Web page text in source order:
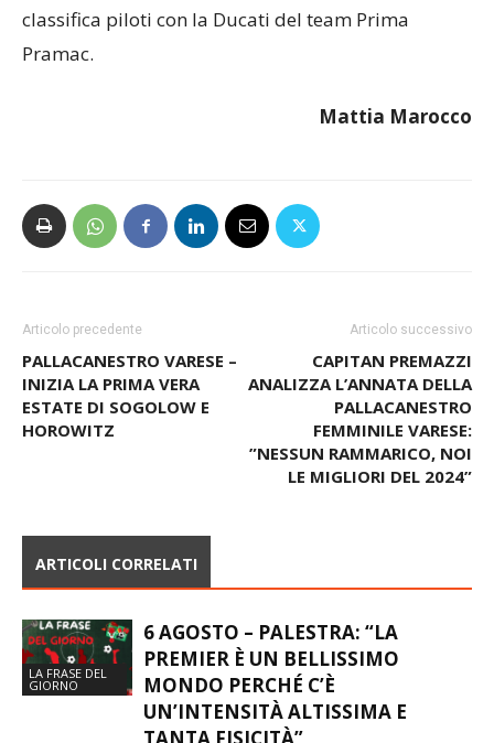
classifica piloti con la Ducati del team Prima
Pramac.
Mattia Marocco
Articolo precedente
PALLACANESTRO VARESE –
INIZIA LA PRIMA VERA
ESTATE DI SOGOLOW E
HOROWITZ
Articolo successivo
CAPITAN PREMAZZI
ANALIZZA L’ANNATA DELLA
PALLACANESTRO
FEMMINILE VARESE:
”NESSUN RAMMARICO, NOI
LE MIGLIORI DEL 2024”
ARTICOLI CORRELATI
LA FRASE DEL
GIORNO
6 AGOSTO – PALESTRA: “LA
PREMIER È UN BELLISSIMO
MONDO PERCHÉ C’È
UN’INTENSITÀ ALTISSIMA E